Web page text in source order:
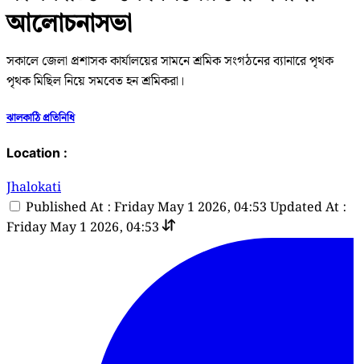
আলোচনাসভা
সকালে জেলা প্রশাসক কার্যালয়ের সামনে শ্রমিক সংগঠনের ব্যানারে পৃথক
পৃথক মিছিল নিয়ে সমবেত হন শ্রমিকরা।
ঝালকাঠি প্রতিনিধি
Location :
Jhalokati
Published At : Friday May 1 2026, 04:53 Updated At :
Friday May 1 2026, 04:53